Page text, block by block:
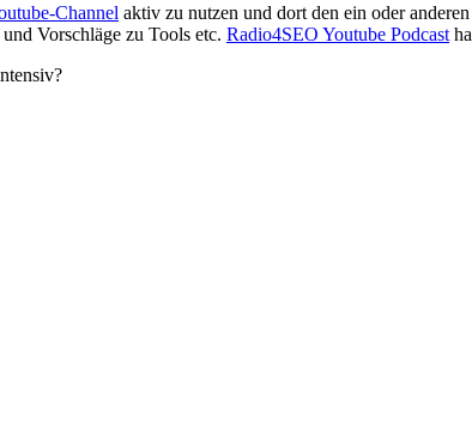
Channel aktiv zu nutzen und dort den ein oder
Vorschläge zu Tools etc. Radio4SEO Youtube Podcast